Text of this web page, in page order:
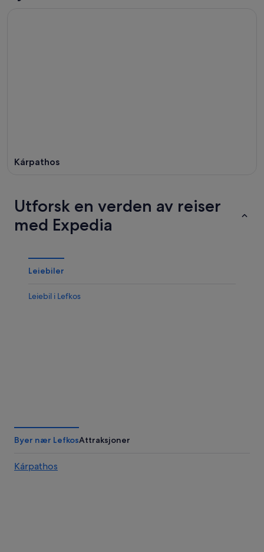
Kárpathos
Utforsk en verden av reiser
med Expedia
Leiebiler
Leiebil i Lefkos
Byer nær LefkosAttraksjoner
Kárpathos